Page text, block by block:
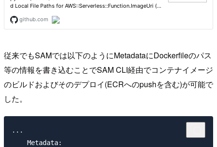
従来でもSAMでは以下のようにMetadataにDockerfileのパス
等の情報を書き込むことでSAM CLI経由でコンテナイメージ
のビルドおよびそのデプロイ(ECRへのpushを含む)が可能で
した。
...
    Metadata: